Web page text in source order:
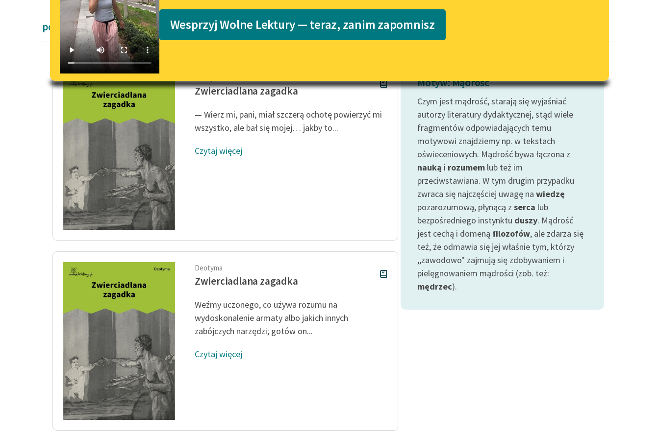
Lektury szkolne i klasyka
literatury do słuchania dla
E-kolekcja lektur szkolnych i
literatury do słuchania dla
uczennic i uczniów z
niepełnosprawnościami
Feministyczne inspiracje.
Popularyzacja skandynawskiej
Katalog
Katalog w formacie PDF
wrażliwych
Deklaracja dostępności
Wesprzyj Wolne Lektury — teraz, zanim zapomnisz
powieści fantastyczne
Zwierciadlana zagadka
— Wierz mi, pani, miał szczerą ochotę powierzyć mi
wszystko, ale bał się mojej… jakby to...
Czytaj więcej
Deotyma
Zwierciadlana zagadka
Weźmy uczonego, co używa rozumu na
wydoskonalenie armaty albo jakich innych
zabójczych narzędzi; gotów on...
Czytaj więcej
Motyw: Mądrość
Czym jest mądrość, starają się wyjaśniać
autorzy literatury dydaktycznej, stąd wiele
fragmentów odpowiadających temu
motywowi znajdziemy np. w tekstach
oświeceniowych. Mądrość bywa łączona z
nauką i rozumem lub też im
przeciwstawiana. W tym drugim przypadku
zwraca się najczęściej uwagę na wiedzę
pozarozumową, płynącą z serca lub
bezpośredniego instynktu duszy. Mądrość
jest cechą i domeną filozofów, ale zdarza się
też, że odmawia się jej właśnie tym, którzy
,,zawodowo" zajmują się zdobywaniem i
pielęgnowaniem mądrości (zob. też:
mędrzec).